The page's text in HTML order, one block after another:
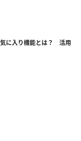
に入り機能とは？ 活用